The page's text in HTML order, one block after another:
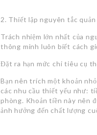
2. Thiết lập nguyên tắc
Trách nhiệm lớn nhất của
thông minh luôn biết cách
Đặt ra hạn mức chi tiêu cụ
Bạn nên trích một khoản
các nhu cầu thiết yếu như:
phòng. Khoản tiền này nên
ảnh hưởng đến chất lượng